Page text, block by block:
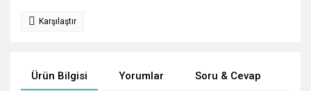
Karşılaştır
Ürün Bilgisi Yorumlar Soru & Cevap